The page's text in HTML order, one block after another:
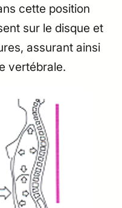
cette position
sur le disque et
assurant ainsi
vertébrale.